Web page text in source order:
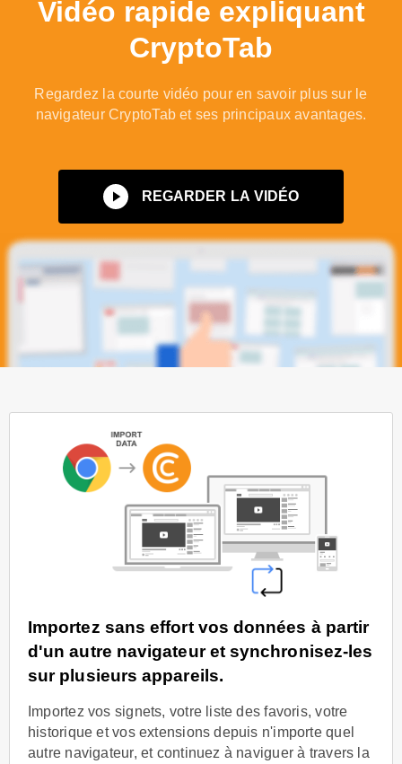
Vidéo rapide expliquant
CryptoTab
Regardez la courte vidéo pour en savoir plus sur le
navigateur CryptoTab et ses principaux avantages.
REGARDER LA VIDÉO
Importez sans effort vos données à partir
d'un autre navigateur et synchronisez-les
sur plusieurs appareils.
Importez vos signets, votre liste des favoris, votre
historique et vos extensions depuis n'importe quel
autre navigateur, et continuez à naviguer à travers la